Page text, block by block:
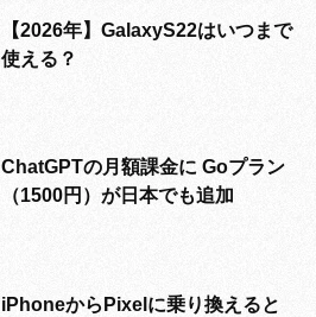
【2026年】GalaxyS22はいつまで
使える？
ChatGPTの月額課金に Goプラン
（1500円）が日本でも追加
iPhoneからPixelに乗り換えると